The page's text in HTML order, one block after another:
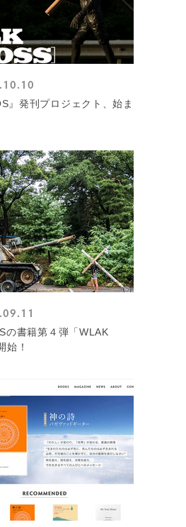
』発刊プロジェクト、始ま
の書籍第４弾「WLAK
始！